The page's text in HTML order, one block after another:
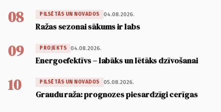
08 PILSĒTĀS UN NOVADOS 04.08.2026.
Ražas sezonai sākums ir labs
09 PROJEKTS 04.08.2026.
Energoefektīvs – labāks un lētāks dzīvošanai
10 PILSĒTĀS UN NOVADOS 05.08.2026.
Graudu raža: prognozes piesardzīgi cerīgas